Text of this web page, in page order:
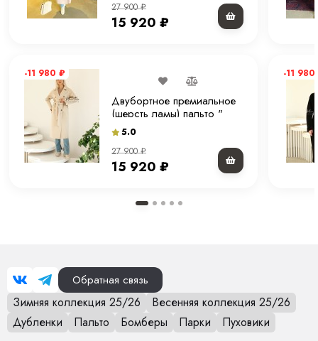
27 900₽
15 920 ₽
-11 980 ₽
Двубортное премиальное
(шерсть ламы) пальто "
молочное" 120 см.
5.0
27 900₽
15 920 ₽
-11 980
Обратная связь
Зимняя коллекция 25/26
Весенняя коллекция 25/26
Дубленки
Пальто Бомберы Парки Пуховики